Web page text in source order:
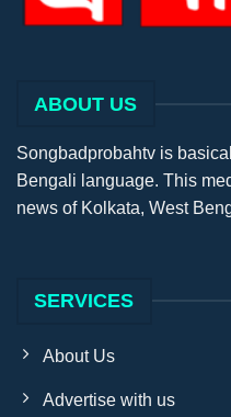
ABOUT US
Songbadprobahtv is
Bengali language. This
news of Kolkata, West
SERVICES
About Us
Advertise with us